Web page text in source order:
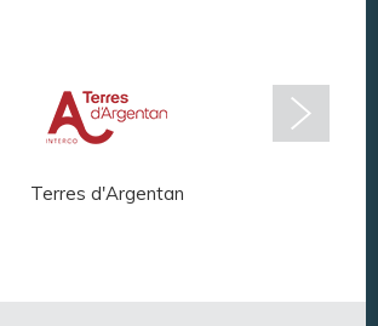
Terres d'Argentan